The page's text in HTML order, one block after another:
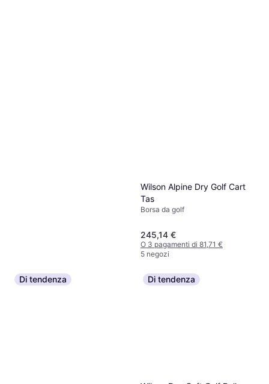
Wilson Alpine Dry Golf Cart
Tas
Borsa da golf
245,14 €
O 3 pagamenti di 81,71 €
5 negozi
Di tendenza Di tendenza